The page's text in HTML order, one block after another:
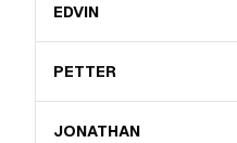
EDVIN
PETTER
JONATHAN